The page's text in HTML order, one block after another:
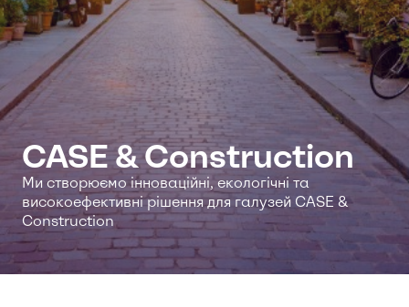
CASE & Construction
Ми створюємо інноваційні, екологічні та
високоефективні рішення для галузей CASE &
Construction